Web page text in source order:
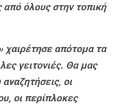
από όλους στην τοπική
απότομα τα
γειτονιές. Θα μας
οι
οι περίπλοκες